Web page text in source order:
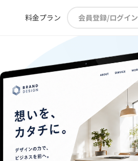
料金プラン 会員登録/ログイン